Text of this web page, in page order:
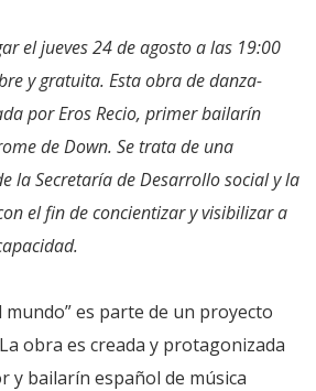
el jueves 24 de agosto a las 19:00
y gratuita. Esta obra de danza-
por Eros Recio, primer bailarín
de Down. Se trata de una
la Secretaría de Desarrollo social y la
el fin de concientizar y visibilizar a
mundo” es parte de un proyecto
obra es creada y protagonizada
y bailarín español de música